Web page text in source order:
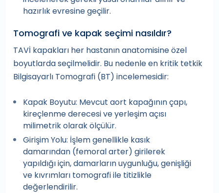
hazırlık evresine geçilir.
Tomografi ve kapak seçimi nasıldır?
TAVİ kapakları her hastanın anatomisine özel
boyutlarda seçilmelidir. Bu nedenle en kritik tetkik
Bilgisayarlı Tomografi (BT) incelemesidir:
Kapak Boyutu: Mevcut aort kapağının çapı,
kireçlenme derecesi ve yerleşim açısı
milimetrik olarak ölçülür.
Girişim Yolu: İşlem genellikle kasık
damarından (femoral arter) girilerek
yapıldığı için, damarların uygunluğu, genişliği
ve kıvrımları tomografi ile titizlikle
değerlendirilir.